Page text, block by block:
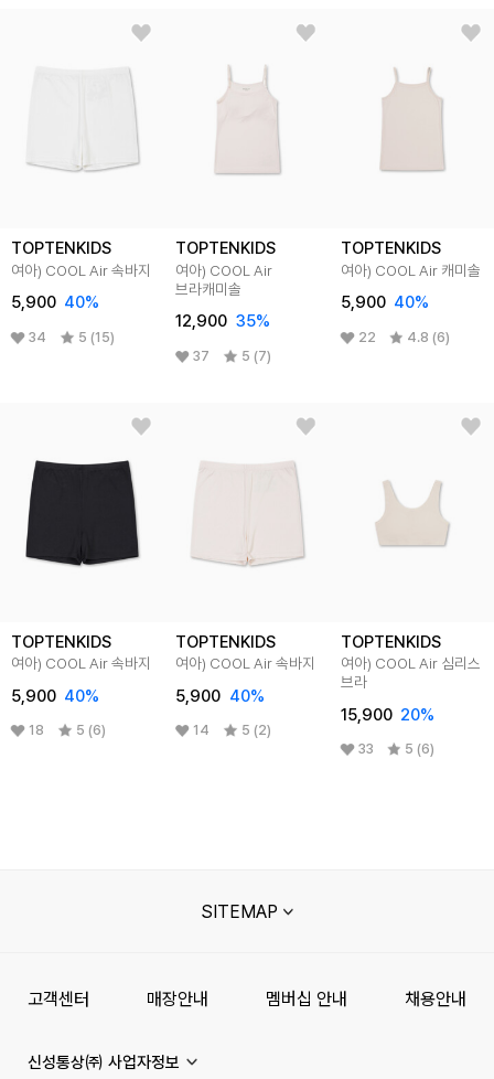
TOPTENKIDS
여아) COOL Air 속바지
5,900 40%
34 5 (15)
TOPTENKIDS
여아) COOL Air
브라캐미솔
12,900 35%
37 5 (7)
TOPTENKIDS
여아) COOL Air 캐미솔
5,900 40%
22 4.8 (6)
TOPTENKIDS
여아) COOL Air 속바지
5,900 40%
18 5 (6)
TOPTENKIDS
여아) COOL Air 속바지
5,900 40%
14 5 (2)
TOPTENKIDS
여아) COOL Air 심리스
브라
15,900 20%
33 5 (6)
SITEMAP
고객센터 매장안내 멤버십 안내 채용안내
신성통상㈜ 사업자정보